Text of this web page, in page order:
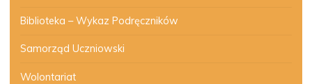
Biblioteka – Wykaz Podręczników
Samorząd Uczniowski
Wolontariat